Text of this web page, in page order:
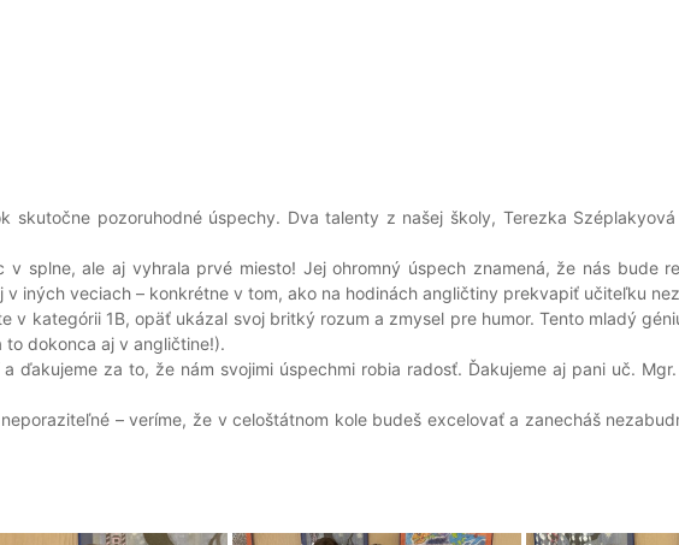
skutočne pozoruhodné úspechy. Dva talenty z našej školy, Terezka
v splne, ale aj vyhrala prvé miesto! Jej ohromný úspech znamená, že nás bude
iných veciach – konkrétne v tom, ako na hodinách angličtiny prekvapiť učiteľku
v kategórii 1B, opäť ukázal svoj britký rozum a zmysel pre humor. Tento mladý
dokonca aj v angličtine!).
ďakujeme za to, že nám svojimi úspechmi robia radosť. Ďakujeme aj pani uč.
– veríme, že v celoštátnom kole budeš excelovať a zanecháš